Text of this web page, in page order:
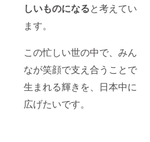
しいものになると考えてい
ます。
この忙しい世の中で、みん
なが笑顔で支え合うことで
生まれる輝きを、日本中に
広げたいです。